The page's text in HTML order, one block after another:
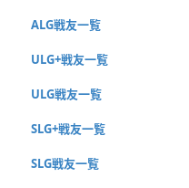
ALG戦友一覧
ULG+戦友一覧
ULG戦友一覧
SLG+戦友一覧
SLG戦友一覧